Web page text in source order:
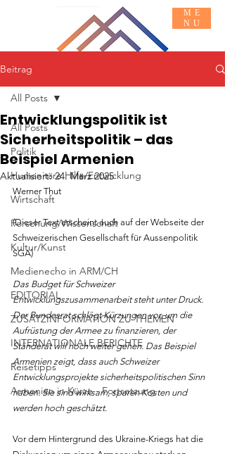
ME
NU
Beitrag
All Posts
Politik
Humanitäre Hilfe/Entwicklung
Wirtschaft
Forschung/Wissenschaft
Kultur/Kunst
Medienecho in ARM/CH
EDITORIAL
ZUSATZINFORMATION ZU THEMEN
INTERNATIONALE BERICHTE
Reisetipps
Armenien in Kürze - Fortsetzung
All Posts
Entwicklungspolitik ist
Sicherheitspolitik – das
Beispiel Armenien
Aktualisiert:24. März 2025
Werner Thut
(Dieser Text erscheint auch auf der Webseite der
Schweizerischen Gesellschaft für Aussenpolitik
SGA)
Das Budget für Schweizer
Entwicklungszusammenarbeit steht unter Druck.
Der Bundesrat schlägt Kürzungen vor, um die
Aufrüstung der Armee zu finanzieren, der
Ständerat will noch weiter gehen. Das Beispiel
Armenien zeigt, dass auch Schweizer
Entwicklungsprojekte sicherheitspolitischen Sinn
haben. Sie sind wirksam, sparen Kosten und
werden hoch geschätzt.
Vor dem Hintergrund des Ukraine-Kriegs hat die